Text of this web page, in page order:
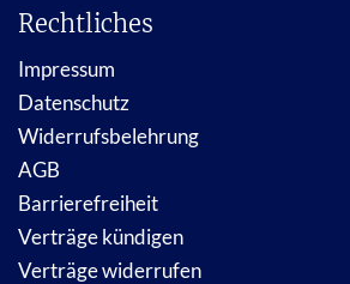
Rechtliches
Impressum
Datenschutz
Widerrufsbelehrung
AGB
Barrierefreiheit
Verträge kündigen
Verträge widerrufen